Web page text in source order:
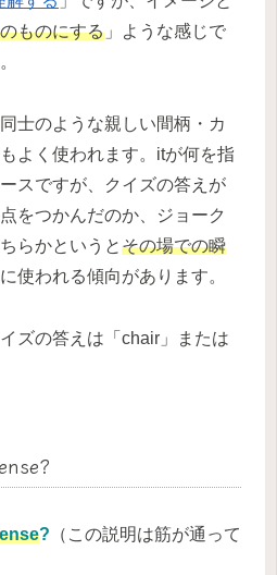
ものにする 」ような感じで
士のような親しい間柄・カ
よく使われます。itが何を指
スですが、クイズの答えが
をつかんだのか、ジョーク
らかというとその場での瞬
使われる傾向があります。
ズの答えは「chair」または
? （この説明は筋が通って